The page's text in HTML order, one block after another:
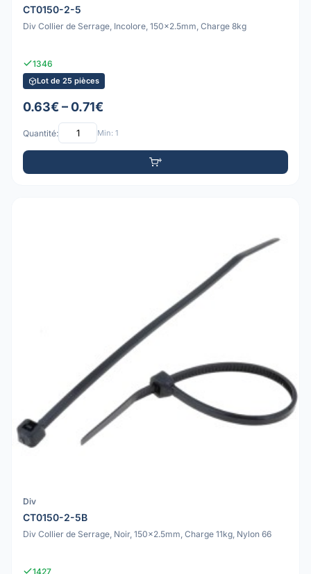
CT0150-2-5
Div Collier de Serrage, Incolore, 150x2.5mm, Charge 8kg
1346
Lot de 25 pièces
0.63€ – 0.71€
Quantité: Min: 1
Div
CT0150-2-5B
Div Collier de Serrage, Noir, 150x2.5mm, Charge 11kg, Nylon 66
1427